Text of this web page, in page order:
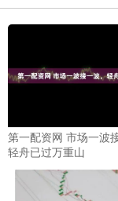
第一配资网 市场一波
轻舟已过万重山